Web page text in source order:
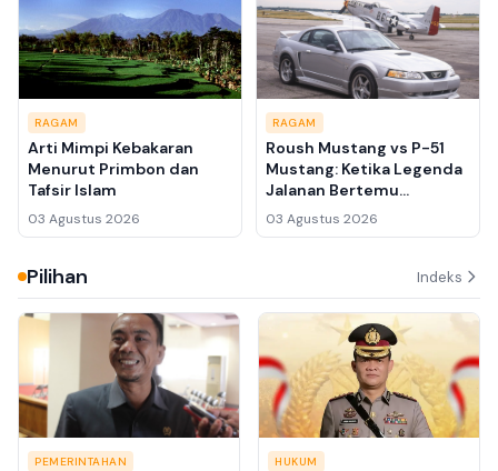
RAGAM
Arti Mimpi Kebakaran
Menurut Primbon dan
Tafsir Islam
03 Agustus 2026
RAGAM
Roush Mustang vs P-51
Mustang: Ketika Legenda
Jalanan Bertemu
Legenda Langit
03 Agustus 2026
Pilihan Indeks
PEMERINTAHAN HUKUM